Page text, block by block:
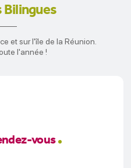
Bilingues
et sur l'île de la Réunion.
l'année !
vous